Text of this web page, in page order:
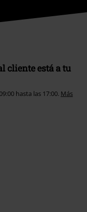
cliente está a tu
hasta las 17:00. Más